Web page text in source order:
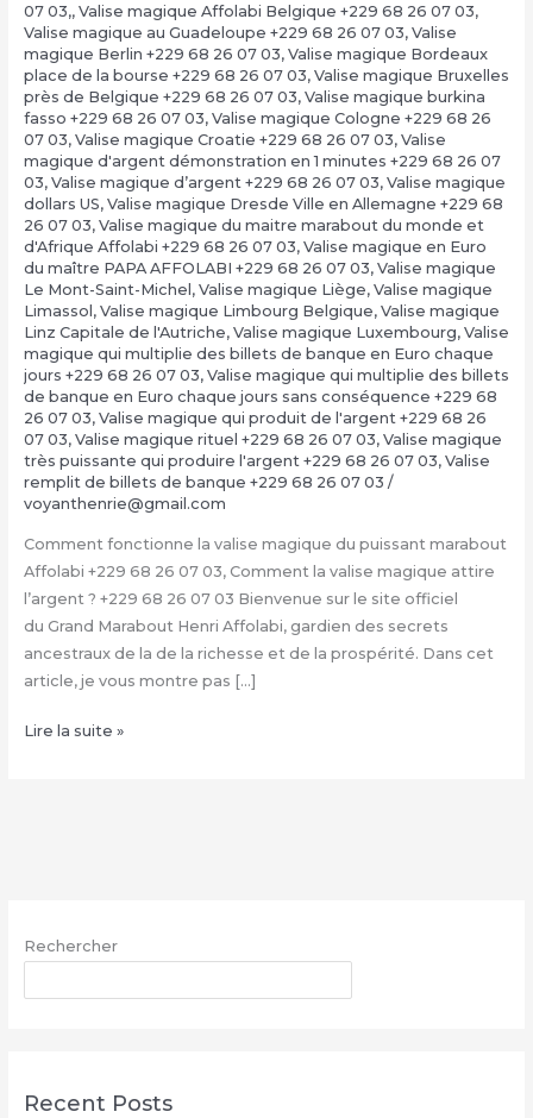
07 03,, Valise magique Affolabi Belgique +229 68 26 07 03,
Valise magique au Guadeloupe +229 68 26 07 03, Valise
magique Berlin +229 68 26 07 03, Valise magique Bordeaux
place de la bourse +229 68 26 07 03, Valise magique Bruxelles
près de Belgique +229 68 26 07 03, Valise magique burkina
fasso +229 68 26 07 03, Valise magique Cologne +229 68 26
07 03, Valise magique Croatie +229 68 26 07 03, Valise
magique d'argent démonstration en 1 minutes +229 68 26 07
03, Valise magique d’argent +229 68 26 07 03, Valise magique
dollars US, Valise magique Dresde Ville en Allemagne +229 68
26 07 03, Valise magique du maitre marabout du monde et
d'Afrique Affolabi +229 68 26 07 03, Valise magique en Euro
du maître PAPA AFFOLABI +229 68 26 07 03, Valise magique
Le Mont-Saint-Michel, Valise magique Liège, Valise magique
Limassol, Valise magique Limbourg Belgique, Valise magique
Linz Capitale de l'Autriche, Valise magique Luxembourg, Valise
magique qui multiplie des billets de banque en Euro chaque
jours +229 68 26 07 03, Valise magique qui multiplie des billets
de banque en Euro chaque jours sans conséquence +229 68
26 07 03, Valise magique qui produit de l'argent +229 68 26
07 03, Valise magique rituel +229 68 26 07 03, Valise magique
très puissante qui produire l'argent +229 68 26 07 03, Valise
remplit de billets de banque +229 68 26 07 03 /
voyanthenrie@gmail.com
Comment fonctionne la valise magique du puissant marabout
Affolabi +229 68 26 07 03, Comment la valise magique attire
l’argent ? +229 68 26 07 03 Bienvenue sur le site officiel
du Grand Marabout Henri Affolabi, gardien des secrets
ancestraux de la de la richesse et de la prospérité. Dans cet
article, je vous montre pas […]
Condition
07
Valise
Lire la suite »
Rechercher
Recent Posts